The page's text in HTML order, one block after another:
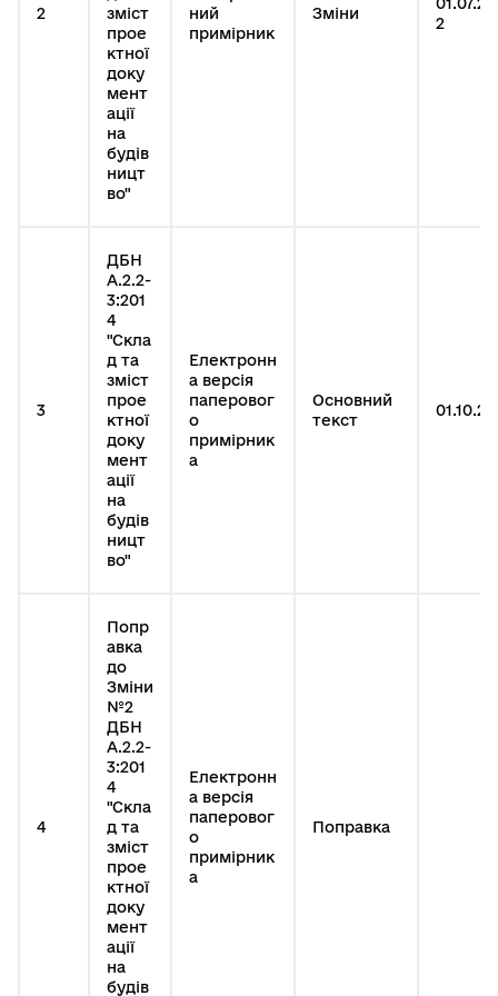
2
зміст
прое
ктної
доку
мент
ації
на
будів
ницт
во"
ний
примірник
Зміни
2
3
ДБН
А.2.2-
3:201
4
"Скла
д та
зміст
прое
ктної
доку
мент
ації
на
будів
ницт
во"
Електронн
а версія
паперовог
о
примірник
а
Основний
текст
4
Попр
авка
до
Зміни
№2
ДБН
А.2.2-
3:201
4
"Скла
д та
зміст
прое
ктної
доку
мент
ації
на
будів
Електронн
а версія
паперовог
о
примірник
а
Поправка